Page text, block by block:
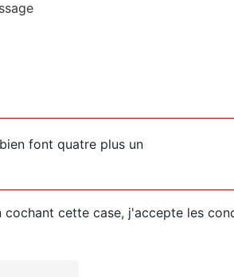
font quatre plus un
cochant cette case, j'accepte les